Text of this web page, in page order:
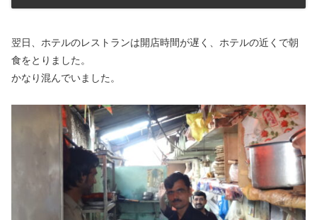
翌日、ホテルのレストランは開店時間が遅く、ホテルの近くで朝
食をとりました。
かなり混んでいました。